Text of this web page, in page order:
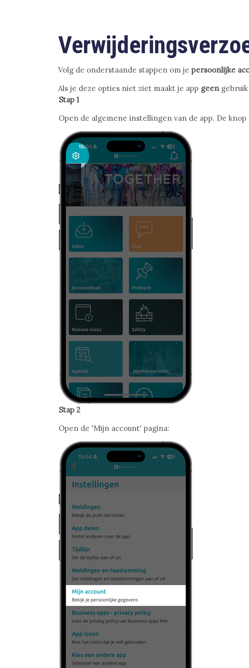
Volg de onderstaande stappen om je persoonlijke
Als je deze opties niet ziet maakt je app geen
Stap 1
Open de algemene instellingen van de app. De
Stap 2
Open de 'Mijn account' pagina: